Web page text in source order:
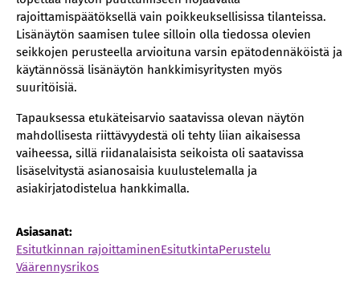
rajoittamispäätöksellä vain poikkeuksellisissa tilanteissa.
Lisänäytön saamisen tulee silloin olla tiedossa olevien
seikkojen perusteella arvioituna varsin epätodennäköistä ja
käytännössä lisänäytön hankkimisyritysten myös
suuritöisiä.
Tapauksessa etukäteisarvio saatavissa olevan näytön
mahdollisesta riittävyydestä oli tehty liian aikaisessa
vaiheessa, sillä riidanalaisista seikoista oli saatavissa
lisäselvitystä asianosaisia kuulustelemalla ja
asiakirjatodistelua hankkimalla.
Asiasanat:
Esitutkinnan rajoittaminenEsitutkintaPerustelu
Väärennysrikos